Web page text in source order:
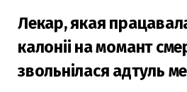
Лекар, якая
калоніі на момант
звольнілася адтуль